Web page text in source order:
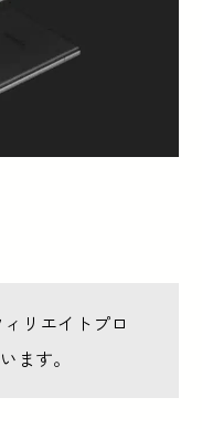
リエイトプロ
ます。